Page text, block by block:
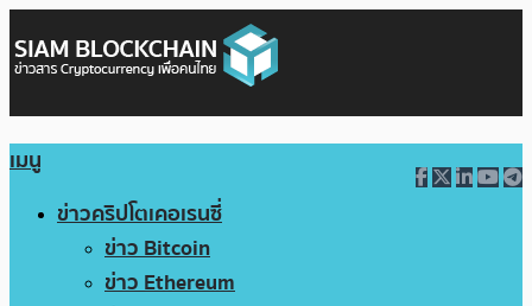
เมนู
ข่าวคริปโตเคอเรนซี่
ข่าว Bitcoin
ข่าว Ethereum